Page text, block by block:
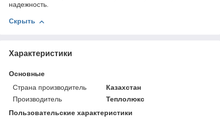
надежность.
Скрыть
Характеристики
Основные
Страна производитель
Казахстан
Производитель
Теплолюкс
Пользовательские характеристики